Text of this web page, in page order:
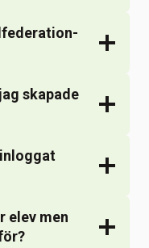
skapade
elev men